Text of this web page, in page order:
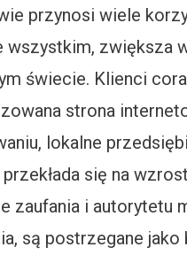
przynosi wiele
wszystkim, zwiększa
świecie. Klienci
strona
lokalne
się na
zaufania i autorytetu
są postrzegane